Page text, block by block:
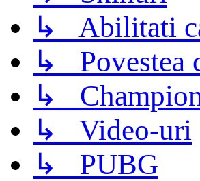
↳ Abilitati
↳ Povestea
↳
↳ Video-uri
↳ PUBG